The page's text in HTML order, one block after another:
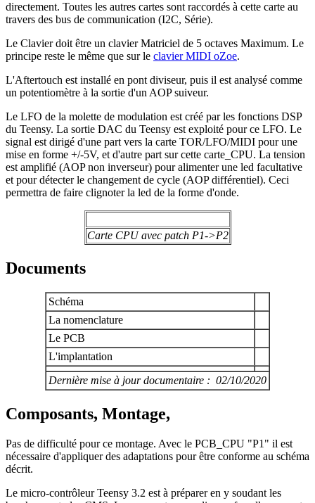
directement. Toutes les autres cartes sont raccordés à cette carte au
travers des bus de communication (I2C, Série).
Le Clavier doit être un clavier Matriciel de 5 octaves Maximum. Le
principe reste le même que sur le clavier MIDI oZoe.
L'Aftertouch est installé en pont diviseur, puis il est analysé comme
un potentiomètre à la sortie d'un AOP suiveur.
Le LFO de la molette de modulation est créé par les fonctions DSP
du Teensy. La sortie DAC du Teensy est exploité pour ce LFO. Le
signal est dirigé d'une part vers la carte TOR/LFO/MIDI pour une
mise en forme +/-5V, et d'autre part sur cette carte_CPU. La tension
est amplifié (AOP non inverseur) pour alimenter une led facultative
et pour détecter le changement de cycle (AOP différentiel). Ceci
permettra de faire clignoter la led de la forme d'onde.
Carte CPU avec patch P1->P2
Documents
Schéma
La nomenclature
Le PCB
L'implantation
Dernière mise à jour documentaire : 02/10/2020
Composants, Montage,
Pas de difficulté pour ce montage. Avec le PCB_CPU "P1" il est
nécessaire d'appliquer des adaptations pour être conforme au schéma
décrit.
Le micro-contrôleur Teensy 3.2 est à préparer en y soudant les